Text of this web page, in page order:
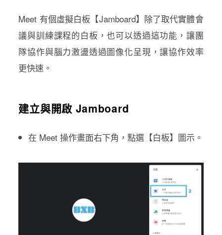
Meet 有個虛擬白板【Jamboard】除了取代實體會
議與訓練課程的白板，也可以透過這功能，讓團
隊協作與腦力激盪透過圖像化呈現，讓協作效率
更快速。
建立與開啟 Jamboard
在 Meet 操作畫面右下角，點選【白板】圖示。